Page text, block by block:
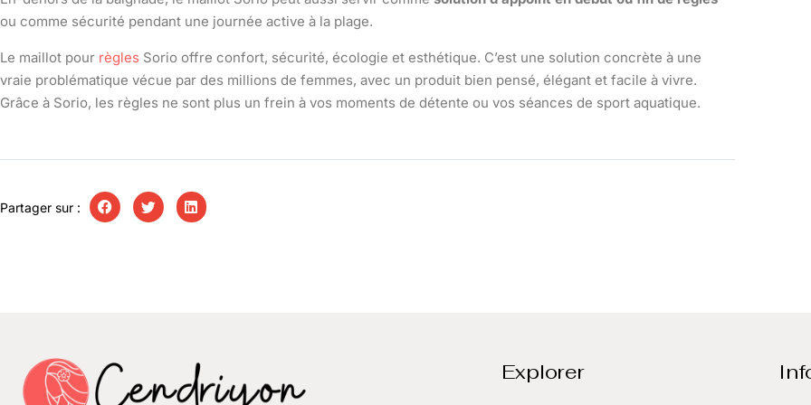
ou comme sécurité pendant une journée active à la plage.
Le maillot pour règles Sorio offre confort, sécurité, écologie et esthétique. C’est une solution concrète à une
vraie problématique vécue par des millions de femmes, avec un produit bien pensé, élégant et facile à vivre.
Grâce à Sorio, les règles ne sont plus un frein à vos moments de détente ou vos séances de sport aquatique.
Partager sur :
Explorer